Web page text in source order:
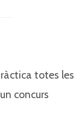
totes les
concurs